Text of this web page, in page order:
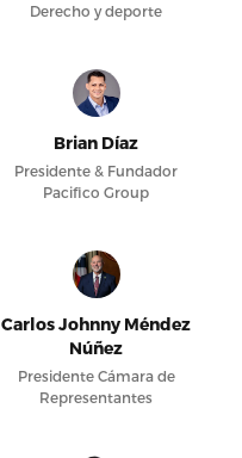
Derecho y deporte
Brian Díaz
Presidente & Fundador
Pacifico Group
Carlos Johnny Méndez
Núñez
Presidente Cámara de
Representantes